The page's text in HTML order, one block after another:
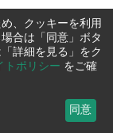
、クッキーを利用
合は「同意」ボタ
詳細を見る」をク
トポリシー をご確
同意